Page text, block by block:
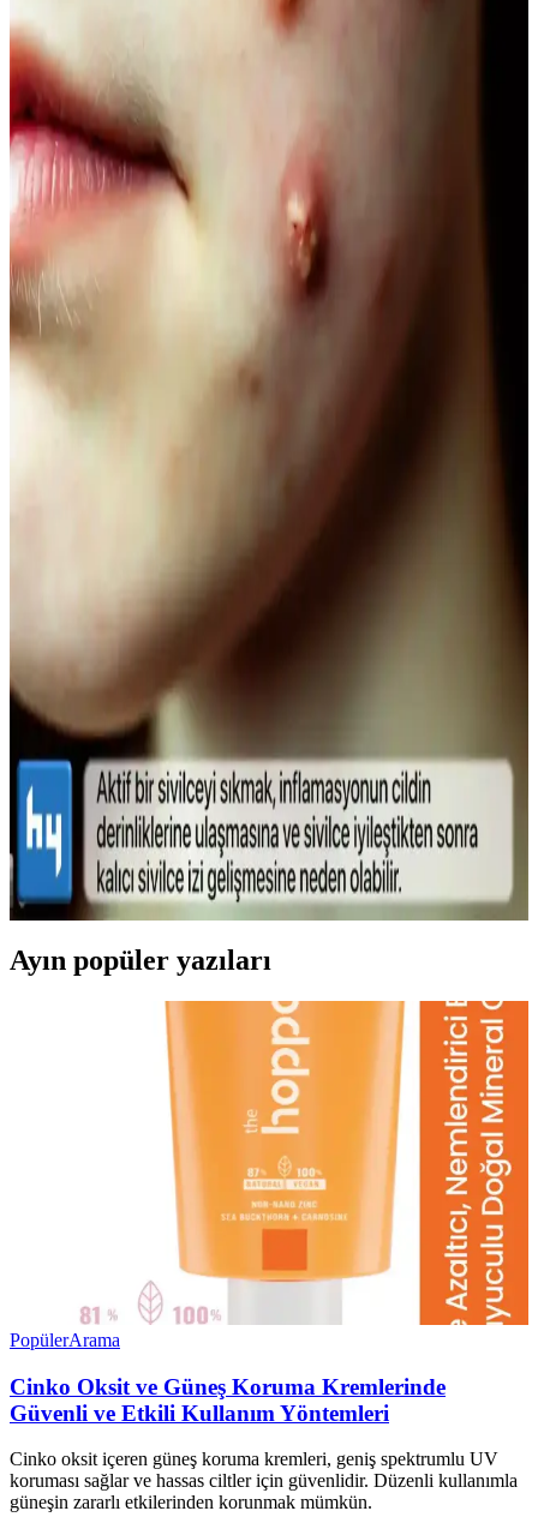
Her iki markanın doğal içerikli duş jeli ürünleri, cilt sağlığı ve
ferahlık sunar. Le Petit Marseillais’in doğadan ilham alan formülleri
ve Palmolive Naturals’in hafif yapısı, çeşitli boyut ve fiyat
seçenekleriyle bakımda tercih edilir.
Vegan Göz Altı Bakım Kremleri: Doğal ve
Hayvansal İçeriksiz Çözüm Önerileri
Vegan göz altı kremleri, doğal içeriklerle formüle edilerek cilt
sağlığını destekler, çevresel sorumluluğu gözetir ve hassas göz
çevresine uygun bakım sağlar.
Doğal Ağız Bakım Macunları: Bitkisel İçeriklerle
Sağlıklı Diş ve Diş Eti Bakımı
Doğal ağız bakım macunları, bitkisel özler ve antiseptik maddelerle
diş ve diş eti sağlığını koruyan güvenli alternatifler sunar, kimyasal
Seçenekleri ve Kullanım İpuçları
Lykd Makyaj Sabitleyici Sprey: Gün Boyu Tazelik
ve Doğal Görünüm Sağlayan Hafif Formül
Lykd makyaj sabitleyici spreyi, hafif yapısı ve yüksek
performansıyla makyajın gün boyunca taze ve doğal kalmasını
Sivilce Tedavi Yöntemleri: Doğal ve Medikal
Yaklaşımlarla Cilt Bakımı
Sivilce tedavisinde doğal ve medikal yöntemleri, dikkat edilmesi
gerekenleri ve cilt sağlığını koruma yollarını öğrenin.
Ayın popüler yazıları
PopülerArama
Cinko Oksit ve Güneş Koruma Kremlerinde
Güvenli ve Etkili Kullanım Yöntemleri
Cinko oksit içeren güneş koruma kremleri, geniş spektrumlu UV
koruması sağlar ve hassas ciltler için güvenlidir. Düzenli kullanımla
güneşin zararlı etkilerinden korunmak mümkün.